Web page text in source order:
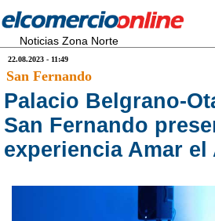
Noticias Zona Norte
22.08.2023 - 11:49
San Fernando
Palacio Belgrano-
San Fernando
experiencia Amar el